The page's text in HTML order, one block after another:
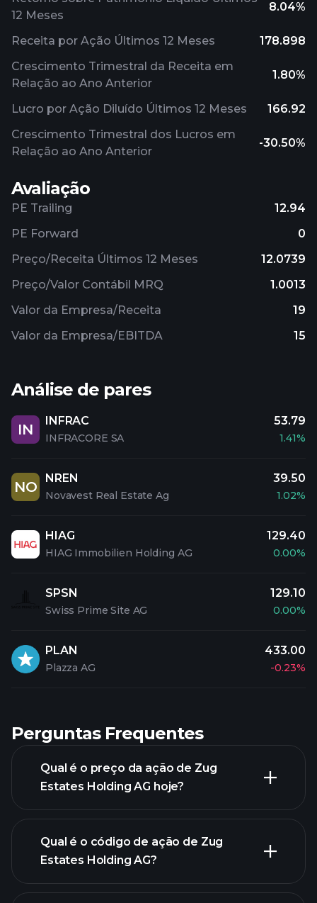
12 Meses
8.04%
Receita por Ação Últimos 12 Meses
178.898
Crescimento Trimestral da Receita em
Relação ao Ano Anterior
1.80%
Lucro por Ação Diluído Últimos 12 Meses
166.92
Crescimento Trimestral dos Lucros em
Relação ao Ano Anterior
-30.50%
Avaliação
PE Trailing
12.94
PE Forward
0
Preço/Receita Últimos 12 Meses
12.0739
Preço/Valor Contábil MRQ
1.0013
Valor da Empresa/Receita
19
Valor da Empresa/EBITDA
15
Análise de pares
IN
INFRAC
INFRACORE SA
53.79
1.41%
NO
NREN
Novavest Real Estate Ag
39.50
1.02%
HIAG
HIAG Immobilien Holding AG
129.40
0.00%
SPSN
Swiss Prime Site AG
129.10
0.00%
PLAN
Plazza AG
433.00
-0.23%
Perguntas Frequentes
Qual é o preço da ação de Zug
Estates Holding AG hoje?
Qual é o código de ação de Zug
Estates Holding AG?